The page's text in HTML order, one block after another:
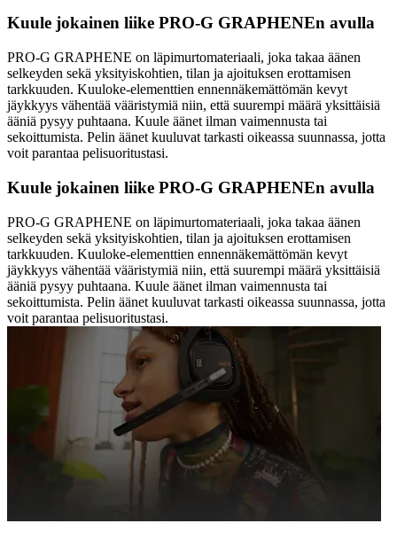
Kuule jokainen liike PRO-G GRAPHENEn avulla
PRO-G GRAPHENE on läpimurtomateriaali, joka takaa äänen
selkeyden sekä yksityiskohtien, tilan ja ajoituksen erottamisen
tarkkuuden. Kuuloke-elementtien ennennäkemättömän kevyt
jäykkyys vähentää vääristymiä niin, että suurempi määrä yksittäisiä
ääniä pysyy puhtaana. Kuule äänet ilman vaimennusta tai
sekoittumista. Pelin äänet kuuluvat tarkasti oikeassa suunnassa, jotta
voit parantaa pelisuoritustasi.
Kuule jokainen liike PRO-G GRAPHENEn avulla
PRO-G GRAPHENE on läpimurtomateriaali, joka takaa äänen
selkeyden sekä yksityiskohtien, tilan ja ajoituksen erottamisen
tarkkuuden. Kuuloke-elementtien ennennäkemättömän kevyt
jäykkyys vähentää vääristymiä niin, että suurempi määrä yksittäisiä
ääniä pysyy puhtaana. Kuule äänet ilman vaimennusta tai
sekoittumista. Pelin äänet kuuluvat tarkasti oikeassa suunnassa, jotta
voit parantaa pelisuoritustasi.